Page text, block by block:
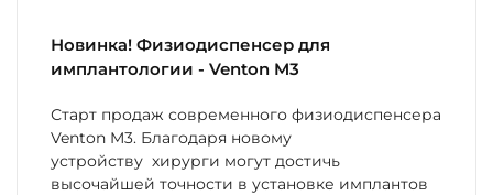
Новинка! Физиодиспенсер для
имплантологии - Venton M3
Старт продаж современного физиодиспенсера
Venton M3. Благодаря новому
устройству хирурги могут достичь
высочайшей точности в установке имплантов